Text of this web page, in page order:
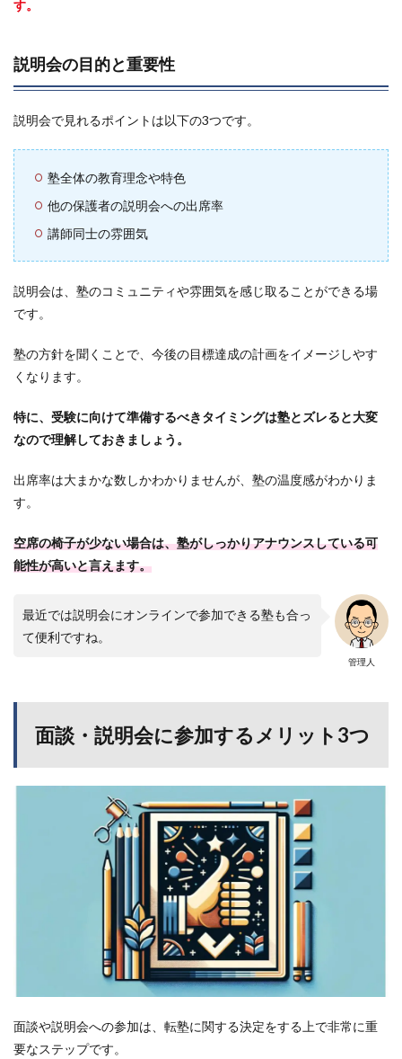
す。
説明会の目的と重要性
説明会で見れるポイントは以下の3つです。
塾全体の教育理念や特色
他の保護者の説明会への出席率
講師同士の雰囲気
説明会は、塾のコミュニティや雰囲気を感じ取ることができる場
です。
塾の方針を聞くことで、今後の目標達成の計画をイメージしやす
くなります。
特に、受験に向けて準備するべきタイミングは塾とズレると大変
なので理解しておきましょう。
出席率は大まかな数しかわかりませんが、塾の温度感がわかりま
す。
空席の椅子が少ない場合は、塾がしっかりアナウンスしている可
能性が高いと言えます。
管理人
最近では説明会にオンラインで参加できる塾も合っ
て便利ですね。
面談・説明会に参加するメリット3つ
面談や説明会への参加は、転塾に関する決定をする上で非常に重
要なステップです。